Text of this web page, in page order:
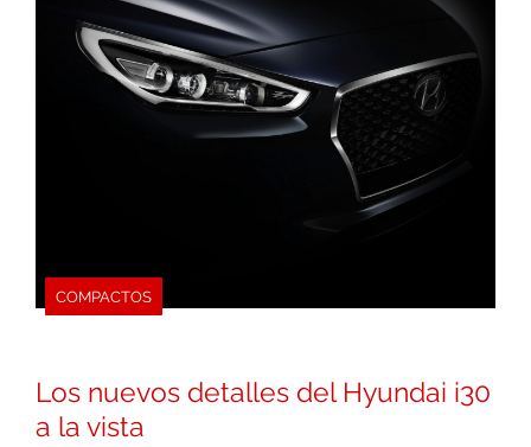
COMPACTOS
Los nuevos detalles del Hyundai i30
a la vista